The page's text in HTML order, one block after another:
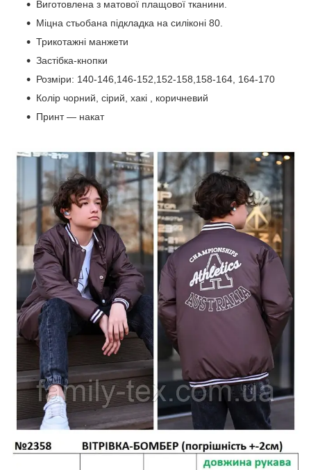
Виготовлена з матової плащової тканини.
Міцна стьобана підкладка на силіконі 80.
Трикотажні манжети
Застібка-кнопки
Розміри: 140-146,146-152,152-158,158-164, 164-170
Колір чорний, сірий, хакі , коричневий
Принт — накат